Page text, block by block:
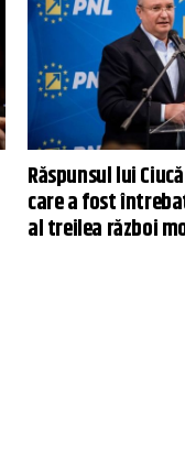
Răspunsul lui
care a fost
al treilea război